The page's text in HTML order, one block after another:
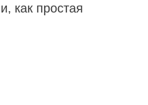
как простая